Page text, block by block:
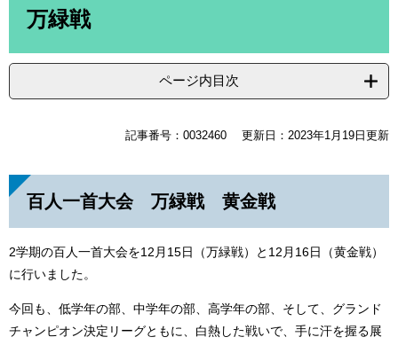
万緑戦
ページ内目次
記事番号：0032460 更新日：2023年1月19日更新
百人一首大会 万緑戦 黄金戦
2学期の百人一首大会を12月15日（万緑戦）と12月16日（黄金戦）
に行いました。
今回も、低学年の部、中学年の部、高学年の部、そして、グランド
チャンピオン決定リーグともに、白熱した戦いで、手に汗を握る展